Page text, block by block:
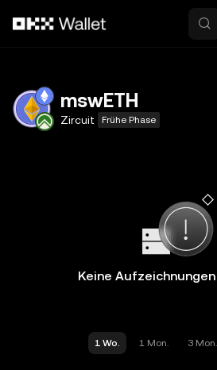
mswETH
Zircuit Frühe Phase
Keine
1 Wo. 1 Mon. 3 Mon.